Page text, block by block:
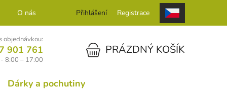
O nás KontaktPřihlášení Registrace
objednávkou:
901 761
8:00 – 17:00
NÁKUPNÍ KOŠÍKPRÁZDNÝ KOŠÍK
Dárky a pochutiny